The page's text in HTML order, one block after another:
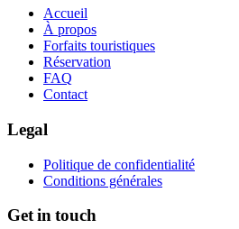
Accueil
À propos
Forfaits touristiques
Réservation
FAQ
Contact
Legal
Politique de confidentialité
Conditions générales
Get in touch